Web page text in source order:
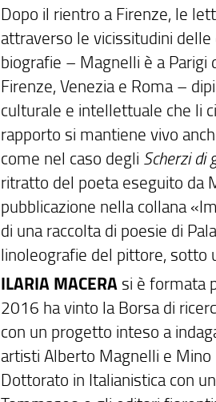
Dopo il rientro a Firenze, le
attraverso le vicissitudini
biografie – Magnelli è a
Firenze, Venezia e Roma –
culturale e intellettuale che li
rapporto si mantiene vivo
come nel caso degli Scherzi di
ritratto del poeta eseguito da
pubblicazione nella collana
di una raccolta di poesie di
linoleografie del pittore, sotto
ILARIA MACERA si è formata
2016 ha vinto la Borsa di
con un progetto inteso a
artisti Alberto Magnelli e
Dottorato in Italianistica con